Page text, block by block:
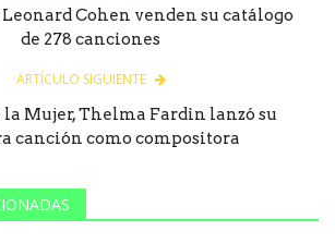
Cohen venden su catálogo
de 278 canciones
ARTÍCULO SIGUIENTE
la Mujer, Thelma Fardin lanzó su
canción como compositora